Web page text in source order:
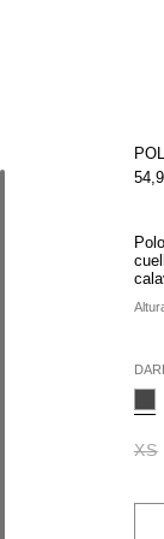
XS